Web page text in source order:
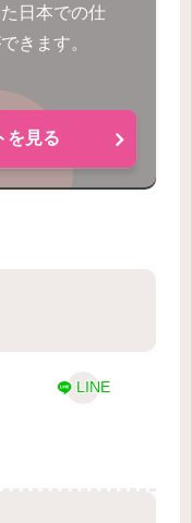
日本での仕
きます。
を見る
LINE